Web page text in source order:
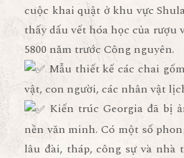
cuộc khai quật ở khu vực
thấy dấu vết hóa học của rượu
5800 năm trước Công nguyên.
Mẫu thiết kế các chai
vật, con người, các nhân vật
Kiến trúc Georgia đã bị
nền văn minh. Có một số
lâu đài, tháp, công sự và nhà